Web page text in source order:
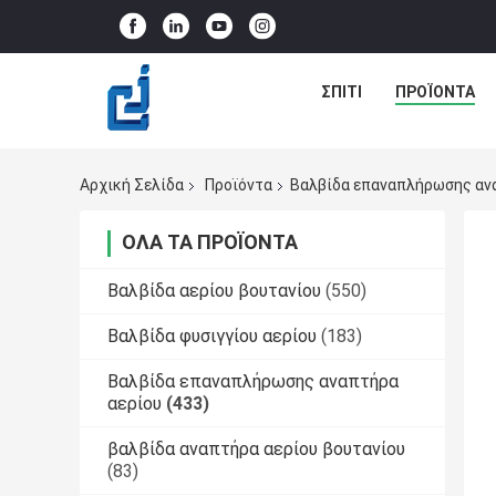
ΣΠΊΤΙ ΠΡΟΪΌΝΤΑ
Αρχική Σελίδα Προϊόντα Βαλβίδα επαναπλήρωσης
ΌΛΑ ΤΑ ΠΡΟΪΌΝΤΑ
Βαλβίδα αερίου βουτανίου (550)
Βαλβίδα φυσιγγίου αερίου (183)
Βαλβίδα επαναπλήρωσης αναπτήρα
αερίου (433)
βαλβίδα αναπτήρα αερίου βουτανίου
(83)